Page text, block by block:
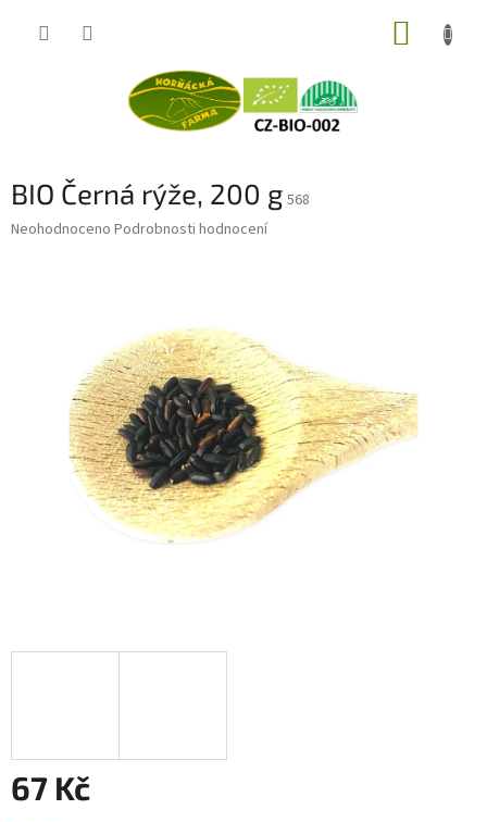
BIO Černá rýže, 200 g 568
Průměrné
Neohodnoceno Podrobnosti hodnocení
67 Kč